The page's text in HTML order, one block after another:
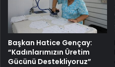
Başkan Hatice Gençay:
“Kadınlarımızın Üretim
Gücünü Destekliyoruz”